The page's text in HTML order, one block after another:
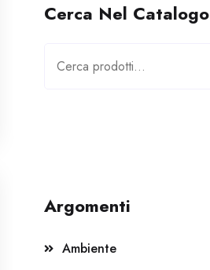
Cerca Nel Catalogo
Argomenti
Ambiente